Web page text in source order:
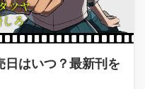
はいつ？最新刊を